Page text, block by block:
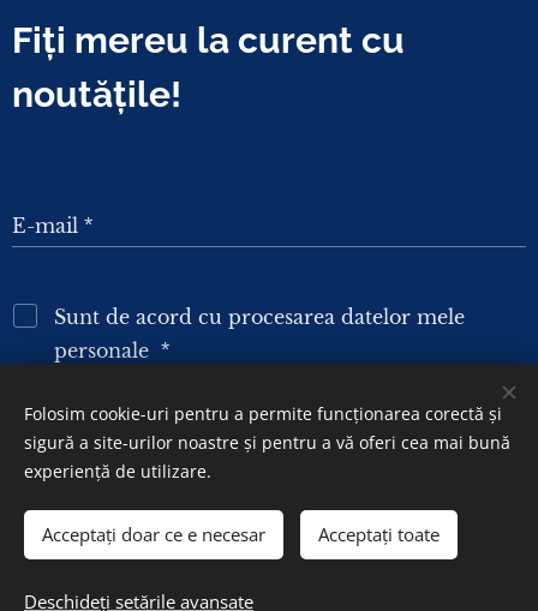
Fiți mereu la curent cu
noutățile!
E-mail
Sunt de acord cu procesarea datelor mele
personale
TRIMITE
Folosim cookie-uri pentru a permite funcționarea corectă și
sigură a site-urilor noastre și pentru a vă oferi cea mai bună
experiență de utilizare.
Acceptați doar ce e necesar Acceptați toate
Deschideți setările avansate